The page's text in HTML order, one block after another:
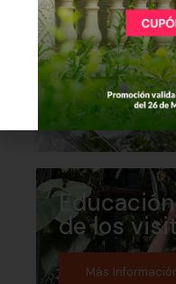
vivas
Más
de los
Más